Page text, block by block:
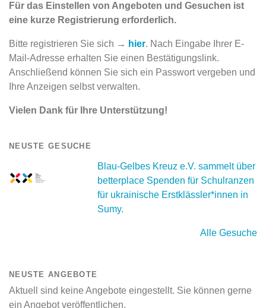
Für das Einstellen von Angeboten und Gesuchen ist
eine kurze Registrierung erforderlich.
Bitte registrieren Sie sich → hier. Nach Eingabe Ihrer E-
Mail-Adresse erhalten Sie einen Bestätigungslink.
Anschließend können Sie sich ein Passwort vergeben und
Ihre Anzeigen selbst verwalten.
Vielen Dank für Ihre Unterstützung!
NEUSTE GESUCHE
Blau-Gelbes Kreuz e.V. sammelt über
betterplace Spenden für Schulranzen
für ukrainische Erstklässler*innen in
Sumy.
Alle Gesuche
NEUSTE ANGEBOTE
Aktuell sind keine Angebote eingestellt. Sie können gerne
ein Angebot veröffentlichen.